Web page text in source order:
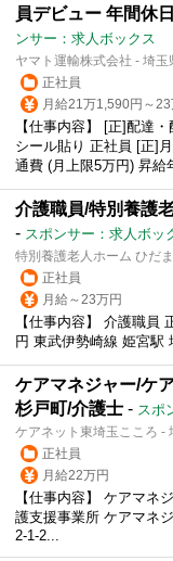
員デビュー 年間休
ンサー：求人ボックス
ヤマト運輸株式会社 - 埼玉
正社員
月給21万1,590円～
【仕事内容】 [正]配達
シール貼り 正社員 [正]
通費 (月上限5万円) 昇給
介護職員/特別養護
- スポンサー：求人ボッ
特別養護老人ホーム ひだ
正社員
月給～23万円
【仕事内容】 介護職員
円 東武伊勢崎線 姫宮駅
ケアマネジャー/ケ
杉戸町/介護士 - スポ
ケアネット東埼玉こころ -
正社員
月給22万円
【仕事内容】 ケアマネ
護支援事業所 ケアマネ
2-1-2...